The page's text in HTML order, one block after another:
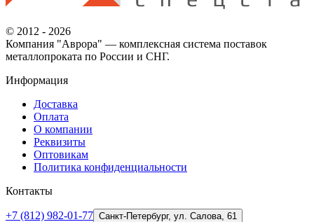
© 2012 - 2026
Компания "Аврора" — комплексная система поставок
металлопроката по России и СНГ.
Информация
Доставка
Оплата
О компании
Реквизиты
Оптовикам
Политика конфиденциальности
Контакты
+7 (812) 982-01-77 Санкт-Петербург, ул. Салова, 61